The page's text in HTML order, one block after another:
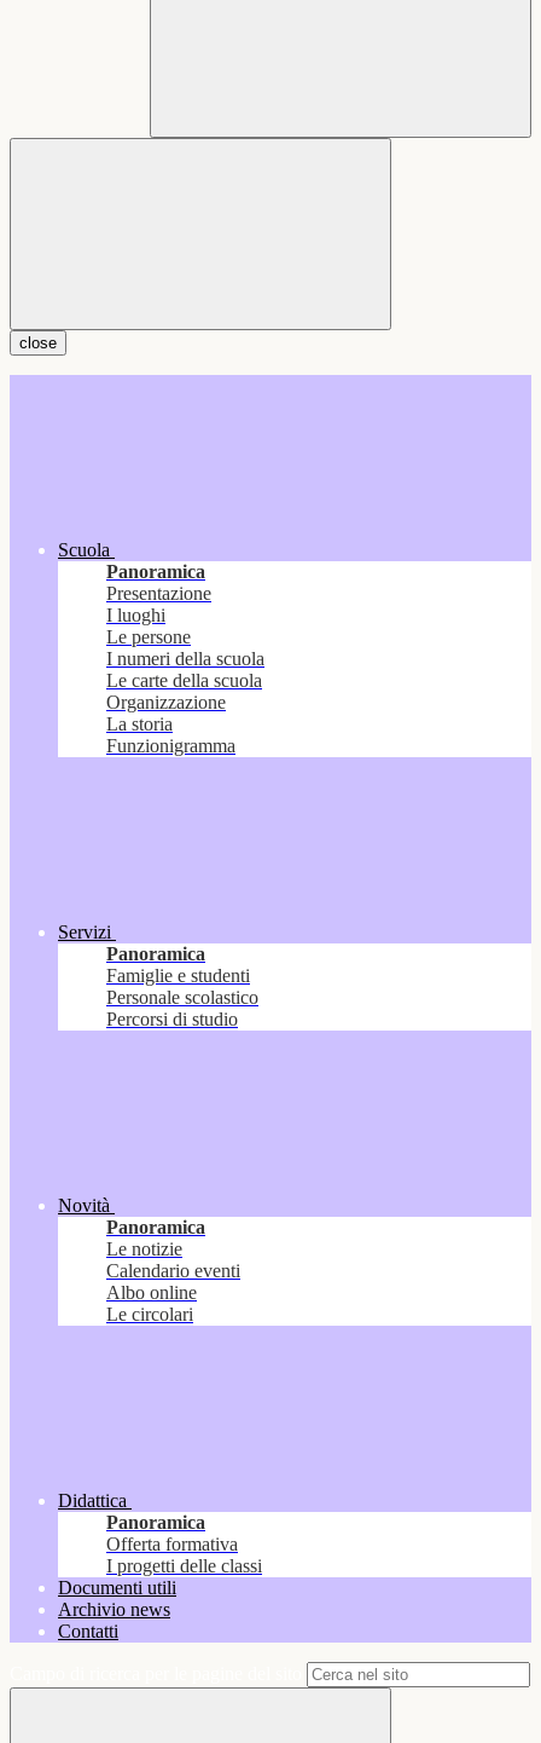
close
Scuola
Panoramica
Presentazione
I luoghi
Le persone
I numeri della scuola
Le carte della scuola
Organizzazione
La storia
Funzionigramma
Servizi
Panoramica
Famiglie e studenti
Personale scolastico
Percorsi di studio
Novità
Panoramica
Le notizie
Calendario eventi
Albo online
Le circolari
Didattica
Panoramica
Offerta formativa
I progetti delle classi
Documenti utili
Archivio news
Contatti